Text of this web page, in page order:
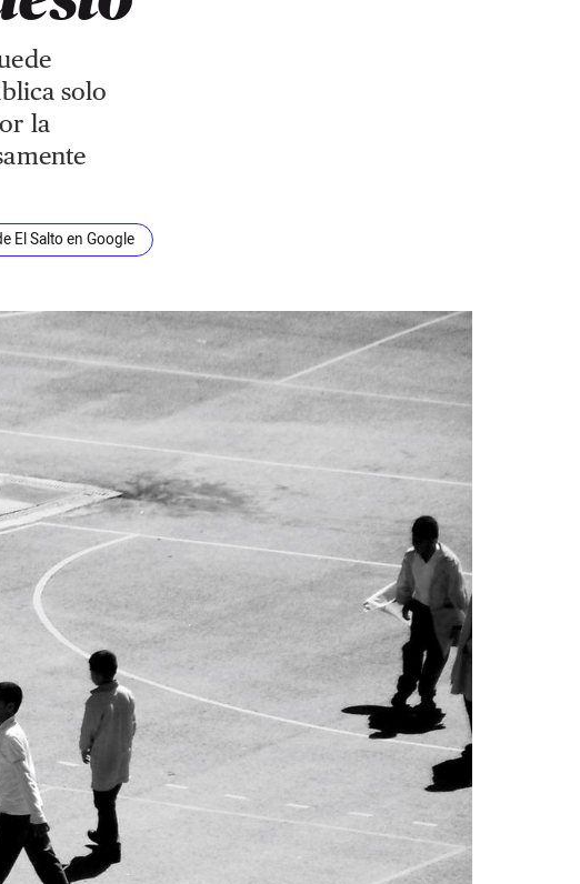
solo
la
El Salto en Google